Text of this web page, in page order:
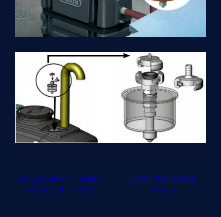
Seviye Alarm Cihazları
ve Uzaktan İzleme
Döner Temizleme
Nozulu